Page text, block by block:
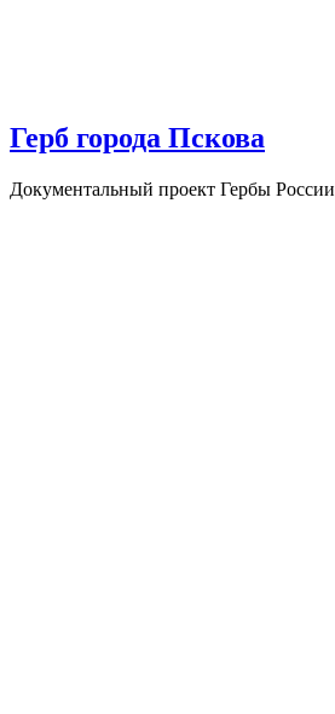
Герб города Пскова
Документальный проект Гербы России